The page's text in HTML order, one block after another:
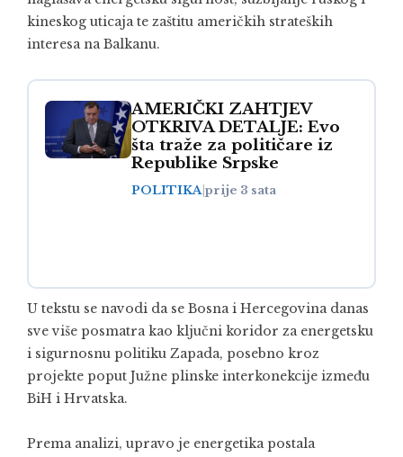
kineskog uticaja te zaštitu američkih strateških
interesa na Balkanu.
AMERIČKI ZAHTJEV
OTKRIVA DETALJE: Evo
šta traže za političare iz
Republike Srpske
POLITIKAprije 3 sata
U tekstu se navodi da se Bosna i Hercegovina danas
sve više posmatra kao ključni koridor za energetsku
i sigurnosnu politiku Zapada, posebno kroz
projekte poput Južne plinske interkonekcije između
BiH i Hrvatska.
Prema analizi, upravo je energetika postala